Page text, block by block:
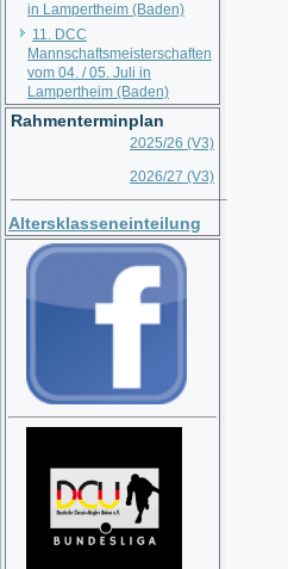
in Lampertheim (Baden)
11. DCC
Mannschaftsmeisterschaften
vom 04. / 05. Juli in
Lampertheim (Baden)
Rahmenterminplan
2025/26 (V3)
2026/27 (V3)
Altersklasseneinteilung